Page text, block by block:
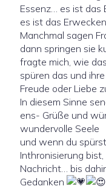
Essenz… es ist das
es ist das
Manchmal sagen
dann springen sie
fragte mich, wie
spüren das und
Freude oder Liebe
In diesem Sinne
ens- Grüße und
wundervolle Seele
und wenn du
Inthronisierung
Nachricht… bis
Gedanken